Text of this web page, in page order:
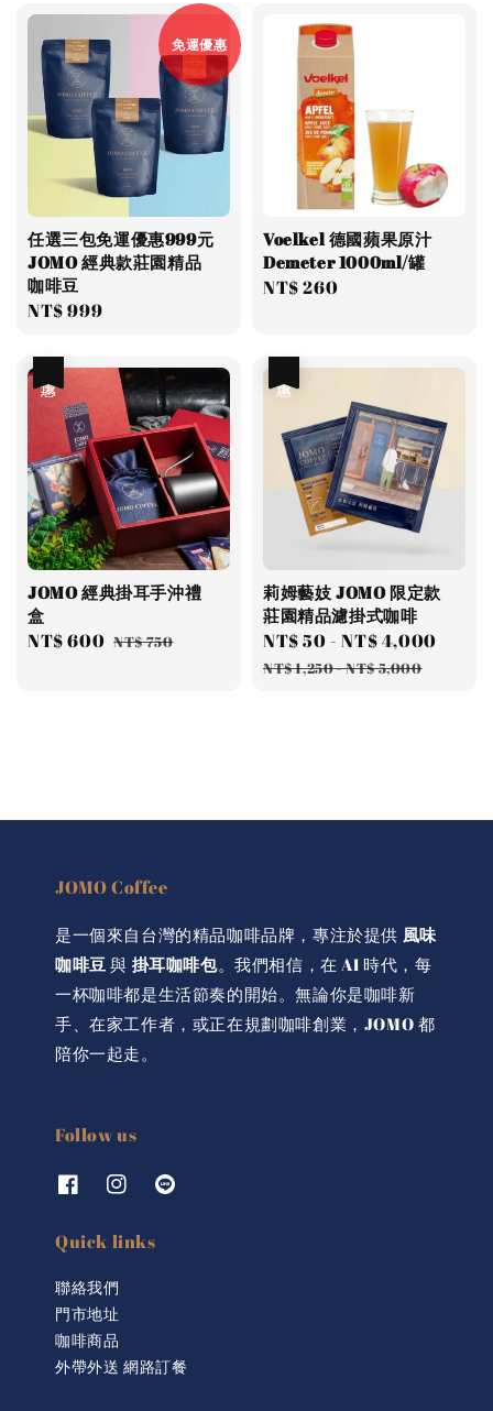
免運優惠
任選三包免運優惠999元
JOMO 經典款莊園精品
咖啡豆
Regular
NT$ 999
Voelkel 德國蘋果原汁
Demeter 1000ml/罐
Regular
NT$ 260
JOMO 經典掛耳手沖禮
盒
Sale
NT$ 600 Regular
NT$ 750
莉姆藝妓 JOMO 限定款
莊園精品濾掛式咖啡
Sale
price
NT$ 50 -NT$ 4,000
NT$ 1,250-NT$ 5,000
JOMO Coffee
是一個來自台灣的精品咖啡品牌，專注於提供 風味
咖啡豆 與 掛耳咖啡包。我們相信，在 AI 時代，每
一杯咖啡都是生活節奏的開始。無論你是咖啡新
手、在家工作者，或正在規劃咖啡創業，JOMO 都
陪你一起走。
Follow us
Quick links
聯絡我們
門市地址
咖啡商品
外帶外送 網路訂餐